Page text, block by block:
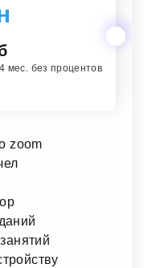
мес. без процентов
zoom